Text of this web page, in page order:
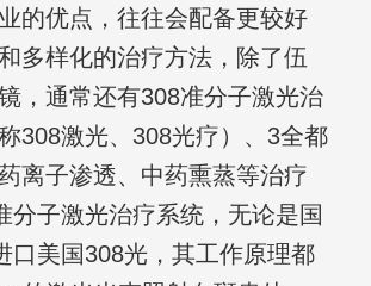
的优点，往往会配备更较好
多样化的治疗方法，除了伍
，通常还有308准分子激光治
308激光、308光疗）、3全都
离子渗透、中药熏蒸等治疗
分子激光治疗系统，无论是国
口美国308光，其工作原理都